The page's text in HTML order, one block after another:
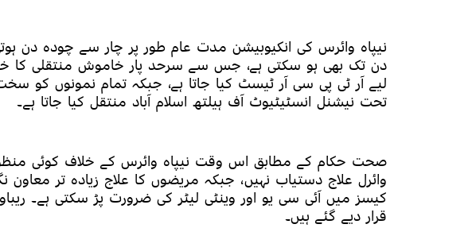
نیپاہ وائرس کی انکیوبیشن مدت عام طور پر چار سے چودہ دن
دن تک بھی ہو سکتی ہے، جس سے سرحد پار خاموش منتقلی کا
لیے آر ٹی پی سی آر ٹیسٹ کیا جاتا ہے، جبکہ تمام نمونوں کو
تحت نیشنل انسٹیٹیوٹ آف ہیلتھ اسلام آباد منتقل کیا جاتا ہے۔
صحت حکام کے مطابق اس وقت نیپاہ وائرس کے خلاف کوئی
وائرل علاج دستیاب نہیں، جبکہ مریضوں کا علاج زیادہ تر
کیسز میں آئی سی یو اور وینٹی لیٹر کی ضرورت پڑ سکتی ہے۔
قرار دیے گئے ہیں۔